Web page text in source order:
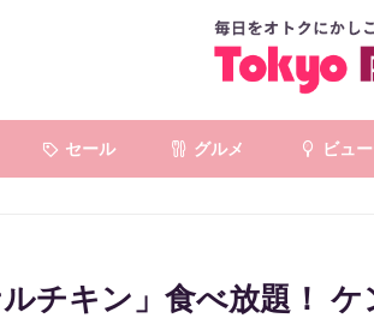
セール グルメ ビュ
ルチキン」食べ放題！